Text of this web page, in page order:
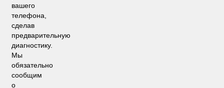
вашего
телефона,
сделав
предварительную
диагностику.
Мы
обязательно
сообщим
о